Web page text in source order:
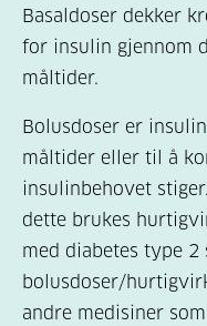
Basaldoser dekker
for insulin gjennom
måltider.
Bolusdoser er
måltider eller til å
insulinbehovet
dette brukes
med diabetes type
bolusdoser/
andre medisiner